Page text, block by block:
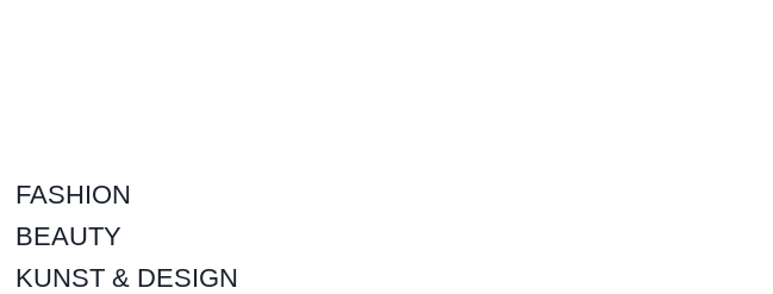
FASHION
BEAUTY
KUNST & DESIGN